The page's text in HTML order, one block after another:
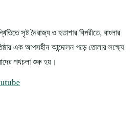
সৃষ্ট নৈরাজ্য ও হতাশার বিপরীতে, বাংলার
এক আপসহীন আন্দোলন গড়ে তোলার লক্ষ্যে
পথচলা শুরু হয়।